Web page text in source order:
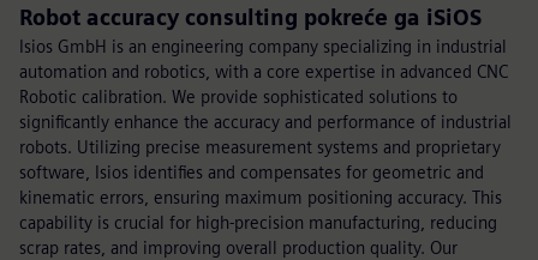
Robot accuracy consulting pokreće ga iSiOS
Isios GmbH is an engineering company specializing in industrial
automation and robotics, with a core expertise in advanced CNC
Robotic calibration. We provide sophisticated solutions to
significantly enhance the accuracy and performance of industrial
robots. Utilizing precise measurement systems and proprietary
software, Isios identifies and compensates for geometric and
kinematic errors, ensuring maximum positioning accuracy. This
capability is crucial for high-precision manufacturing, reducing
scrap rates, and improving overall production quality. Our